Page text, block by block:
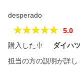
desperado
★★★★★
5.0
購入した車
ダイハ
担当の方の説明が詳